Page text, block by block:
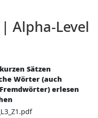
Alpha-Level
Sätzen
Wörter (auch
erlesen